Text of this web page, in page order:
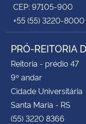
CEP: 97105-900
+55 (55) 3220-8000
PRÓ-REITORIA
Reitoria - prédio 47
9º andar
Cidade Universitária
Santa Maria - RS
(55) 3220 8366